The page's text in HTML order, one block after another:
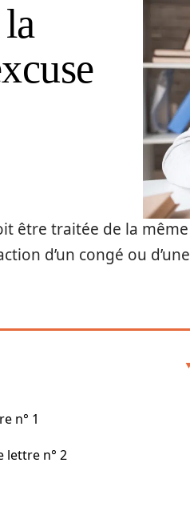
être traitée de la même
d’un congé ou d’une
n° 1
lettre n° 2